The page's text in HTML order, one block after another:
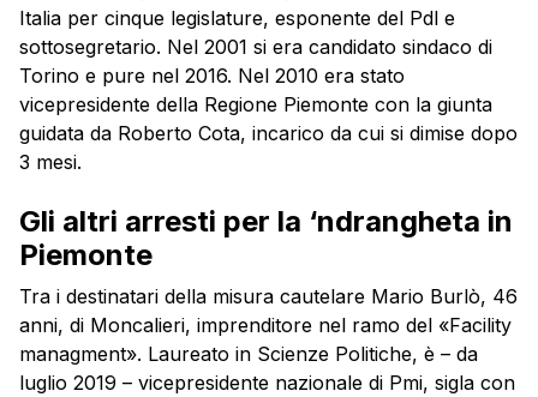
Italia per cinque legislature, esponente del Pdl e
sottosegretario. Nel 2001 si era candidato sindaco di
Torino e pure nel 2016. Nel 2010 era stato
vicepresidente della Regione Piemonte con la giunta
guidata da Roberto Cota, incarico da cui si dimise dopo
3 mesi.
Gli altri arresti per la ‘ndrangheta in
Piemonte
Tra i destinatari della misura cautelare Mario Burlò, 46
anni, di Moncalieri, imprenditore nel ramo del «Facility
managment». Laureato in Scienze Politiche, è – da
luglio 2019 – vicepresidente nazionale di Pmi, sigla con